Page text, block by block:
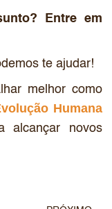
Entre em
te ajudar!
melhor como
Humana
alcançar novos